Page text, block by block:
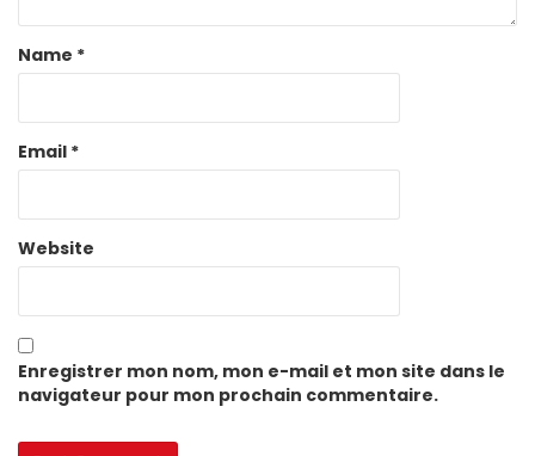
Name *
Email *
Website
Enregistrer mon nom, mon e-mail et mon site dans le
navigateur pour mon prochain commentaire.